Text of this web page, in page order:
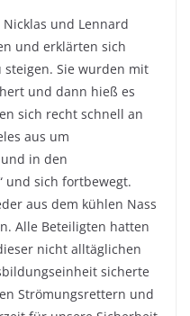
und Lennard
und erklärten sich
Sie wurden mit
und dann hieß es
sich recht schnell an
aus um
in den
und sich fortbewegt.
aus dem kühlen Nass
Alle Beteiligten hatten
nicht alltäglichen
sicherte
Strömungsrettern und